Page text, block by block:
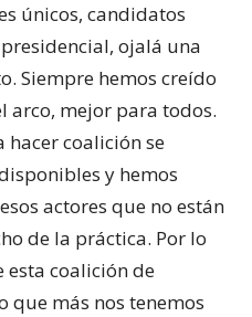
únicos, candidatos
ojalá una
Siempre hemos creído
arco, mejor para todos.
hacer coalición se
y hemos
actores que no están
de la práctica. Por lo
esta coalición de
que más nos tenemos